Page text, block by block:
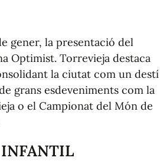
gener, la presentació del
Optimist. Torrevieja destaca
la ciutat com un destí
grans esdeveniments com la
o el Campionat del Món de